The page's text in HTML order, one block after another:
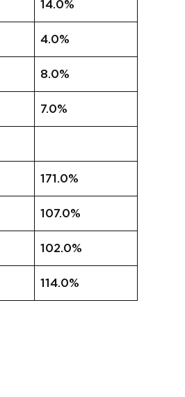
14.0%
4.0%
8.0%
7.0%
171.0%
107.0%
102.0%
114.0%